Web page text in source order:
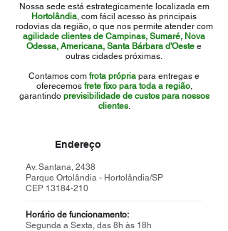
Nossa sede está estrategicamente localizada em
Hortolândia , com fácil acesso às principais
rodovias da região, o que nos permite atender com
agilidade clientes de Campinas, Sumaré, Nova
Odessa, Americana, Santa Bárbara d'Oeste e
outras cidades próximas.
Contamos com frota própria para entregas e
oferecemos frete fixo para toda a região,
garantindo previsibilidade de custos para nossos
clientes.
Endereço
Av. Santana, 2438
Parque Ortolândia - Hortolândia/SP
CEP 13184-210
Horário de funcionamento:
Segunda a Sexta, das 8h às 18h